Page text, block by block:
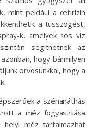
mint például a cetirizin
a tüsszögést,
k, amelyek sós víz
segíthetnek az
hogy bármilyen
orvosunkkal, hogy a
a szénanáthás
a méz fogyasztása
helyi méz tartalmazhat